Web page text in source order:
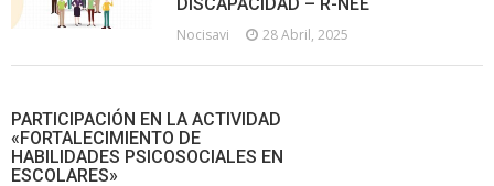
Nocisavi 28 Abril, 2025
PARTICIPACIÓN EN LA ACTIVIDAD
«FORTALECIMIENTO DE
HABILIDADES PSICOSOCIALES EN
ESCOLARES»